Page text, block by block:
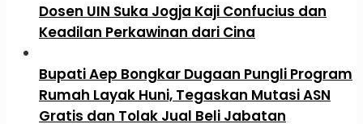
Dosen UIN Suka Jogja Kaji Confucius dan
Keadilan Perkawinan dari Cina
Bupati Aep Bongkar Dugaan Pungli Program
Rumah Layak Huni, Tegaskan Mutasi ASN
Gratis dan Tolak Jual Beli Jabatan